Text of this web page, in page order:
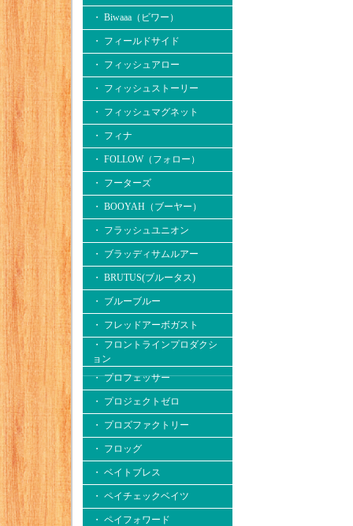
・ Biwaaa（ビワー）
・ フィールドサイド
・ フィッシュアロー
・ フィッシュストーリー
・ フィッシュマグネット
・ フィナ
・ FOLLOW（フォロー）
・ フーターズ
・ BOOYAH（ブーヤー）
・ フラッシュユニオン
・ ブラッディサムルアー
・ BRUTUS(ブルータス)
・ ブルーブルー
・ フレッドアーボガスト
・ フロントラインプロダクシ
ョン
・ プロフェッサー
・ プロジェクトゼロ
・ プロズファクトリー
・ フロッグ
・ ベイトブレス
・ ペイチェックベイツ
・ ペイフォワード